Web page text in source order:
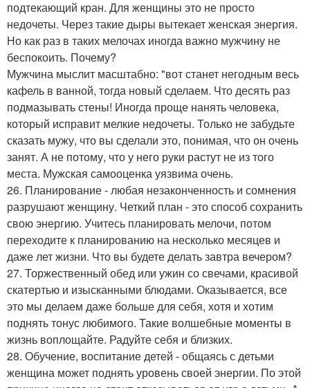
подтекающий кран. Для женщины это не просто
недочеты. Через такие дыры вытекает женская энергия.
Но как раз в таких мелочах иногда важно мужчину не
беспокоить. Почему?
Мужчина мыслит масштабно: "вот станет негодным весь
кафель в ванной, тогда новый сделаем. Что десять раз
подмазывать стены! Иногда проще нанять человека,
который исправит мелкие недочеты. Только не забудьте
сказать мужу, что вы сделали это, понимая, что он очень
занят. А не потому, что у него руки растут не из того
места. Мужская самооценка уязвима очень.
26. Планирование - любая незаконченность и сомнения
разрушают женщину. Четкий план - это способ сохранить
свою энергию. Учитесь планировать мелочи, потом
переходите к планированию на несколько месяцев и
даже лет жизни. Что вы будете делать завтра вечером?
27. Торжественный обед или ужин со свечами, красивой
скатертью и изысканными блюдами. Оказывается, все
это мы делаем даже больше для себя, хотя и хотим
поднять тонус любимого. Такие волшебные моменты в
жизнь воплощайте. Радуйте себя и близких.
28. Обучение, воспитание детей - общаясь с детьми
женщина может поднять уровень своей энергии. По этой